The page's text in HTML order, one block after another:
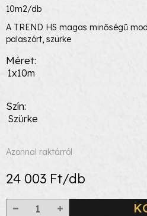
10m2/db
A TREND HS magas minőségű
palaszórt, szürke
Méret
1x10m
Szín
Szürke
Azonnal raktárról
24 003 Ft/db